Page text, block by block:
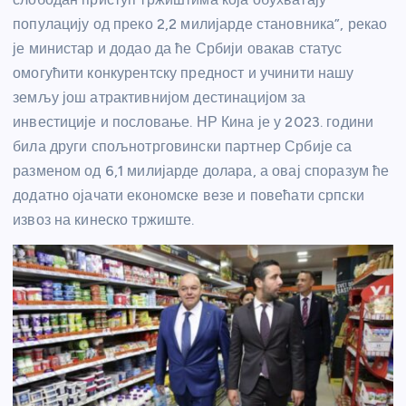
популацију од преко 2,2 милијарде становника”, рекао
је министар и додао да ће Србији овакав статус
омогућити конкурентску предност и учинити нашу
земљу још атрактивнијом дестинацијом за
инвестиције и пословање. НР Кина је у 2023. години
била други спољнотрговински партнер Србије са
разменом од 6,1 милијарде долара, а овај споразум ће
додатно ојачати економске везе и повећати српски
извоз на кинеско тржиште.